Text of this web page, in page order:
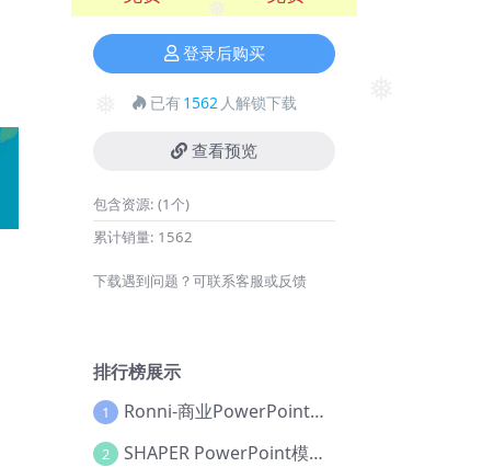
❅
登录后购买
已有1562 人解锁下载
查看预览
包含资源: (1个)
累计销量: 1562
下载遇到问题？可联系客服或反馈
排行榜展示
1 Ronni-商业PowerPoint模板【Dc-0077】
2 SHAPER PowerPoint模板【Dc-0184】